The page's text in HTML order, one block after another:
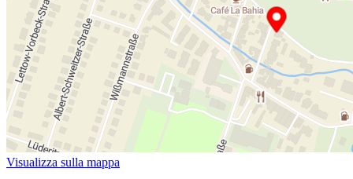
Visualizza sulla mappa